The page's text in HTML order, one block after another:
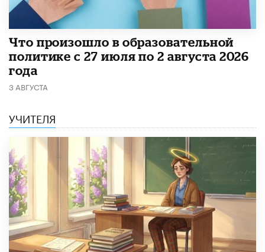
​Что произошло в образовательной
политике с 27 июля по 2 августа 2026
года
3 АВГУСТА
УЧИТЕЛЯ